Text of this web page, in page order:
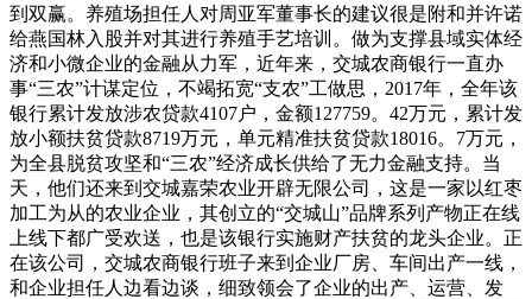
到双赢。养殖场担任人对周亚军董事长的建议很是附和并许诺
给燕国林入股并对其进行养殖手艺培训。做为支撑县域实体经
济和小微企业的金融从力军，近年来，交城农商银行一直办
事“三农”计谋定位，不竭拓宽“支农”工做思，2017年，全年该
银行累计发放涉农贷款4107户，金额127759。42万元，累计发
放小额扶贫贷款8719万元，单元精准扶贫贷款18016。7万元，
为全县脱贫攻坚和“三农”经济成长供给了无力金融支持。当
天，他们还来到交城嘉荣农业开辟无限公司，这是一家以红枣
加工为从的农业企业，其创立的“交城山”品牌系列产物正在线
上线下都广受欢送，也是该银行实施财产扶贫的龙头企业。正
在该公司，交城农商银行班子来到企业厂房、车间出产一线，
和企业担任人边看边谈，细致领会了企业的出产、运营、发